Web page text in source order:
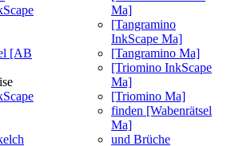
[AB
Ma]
[Tangramino
InkScape Ma]
[Tangramino Ma]
[Triomino InkScape
Ma]
[Triomino Ma]
finden [Wabenrätsel
Ma]
und Brüche